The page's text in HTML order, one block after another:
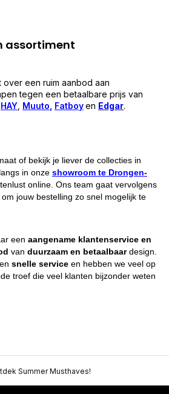
assortiment
over een ruim aanbod aan
tegen een betaalbare prijs van
HAY Muuto Fatboyen Edgar.
of bekijk je liever de collecties in
in onze showroom te Drongen-
online. Ons team gaat vervolgens
jouw bestelling zo snel mogelijk te
een aangename klantenservice en
van duurzaam en betaalbaardesign.
snelle service en hebben we veel op
troef die veel klanten bijzonder weten
Summer Musthaves!